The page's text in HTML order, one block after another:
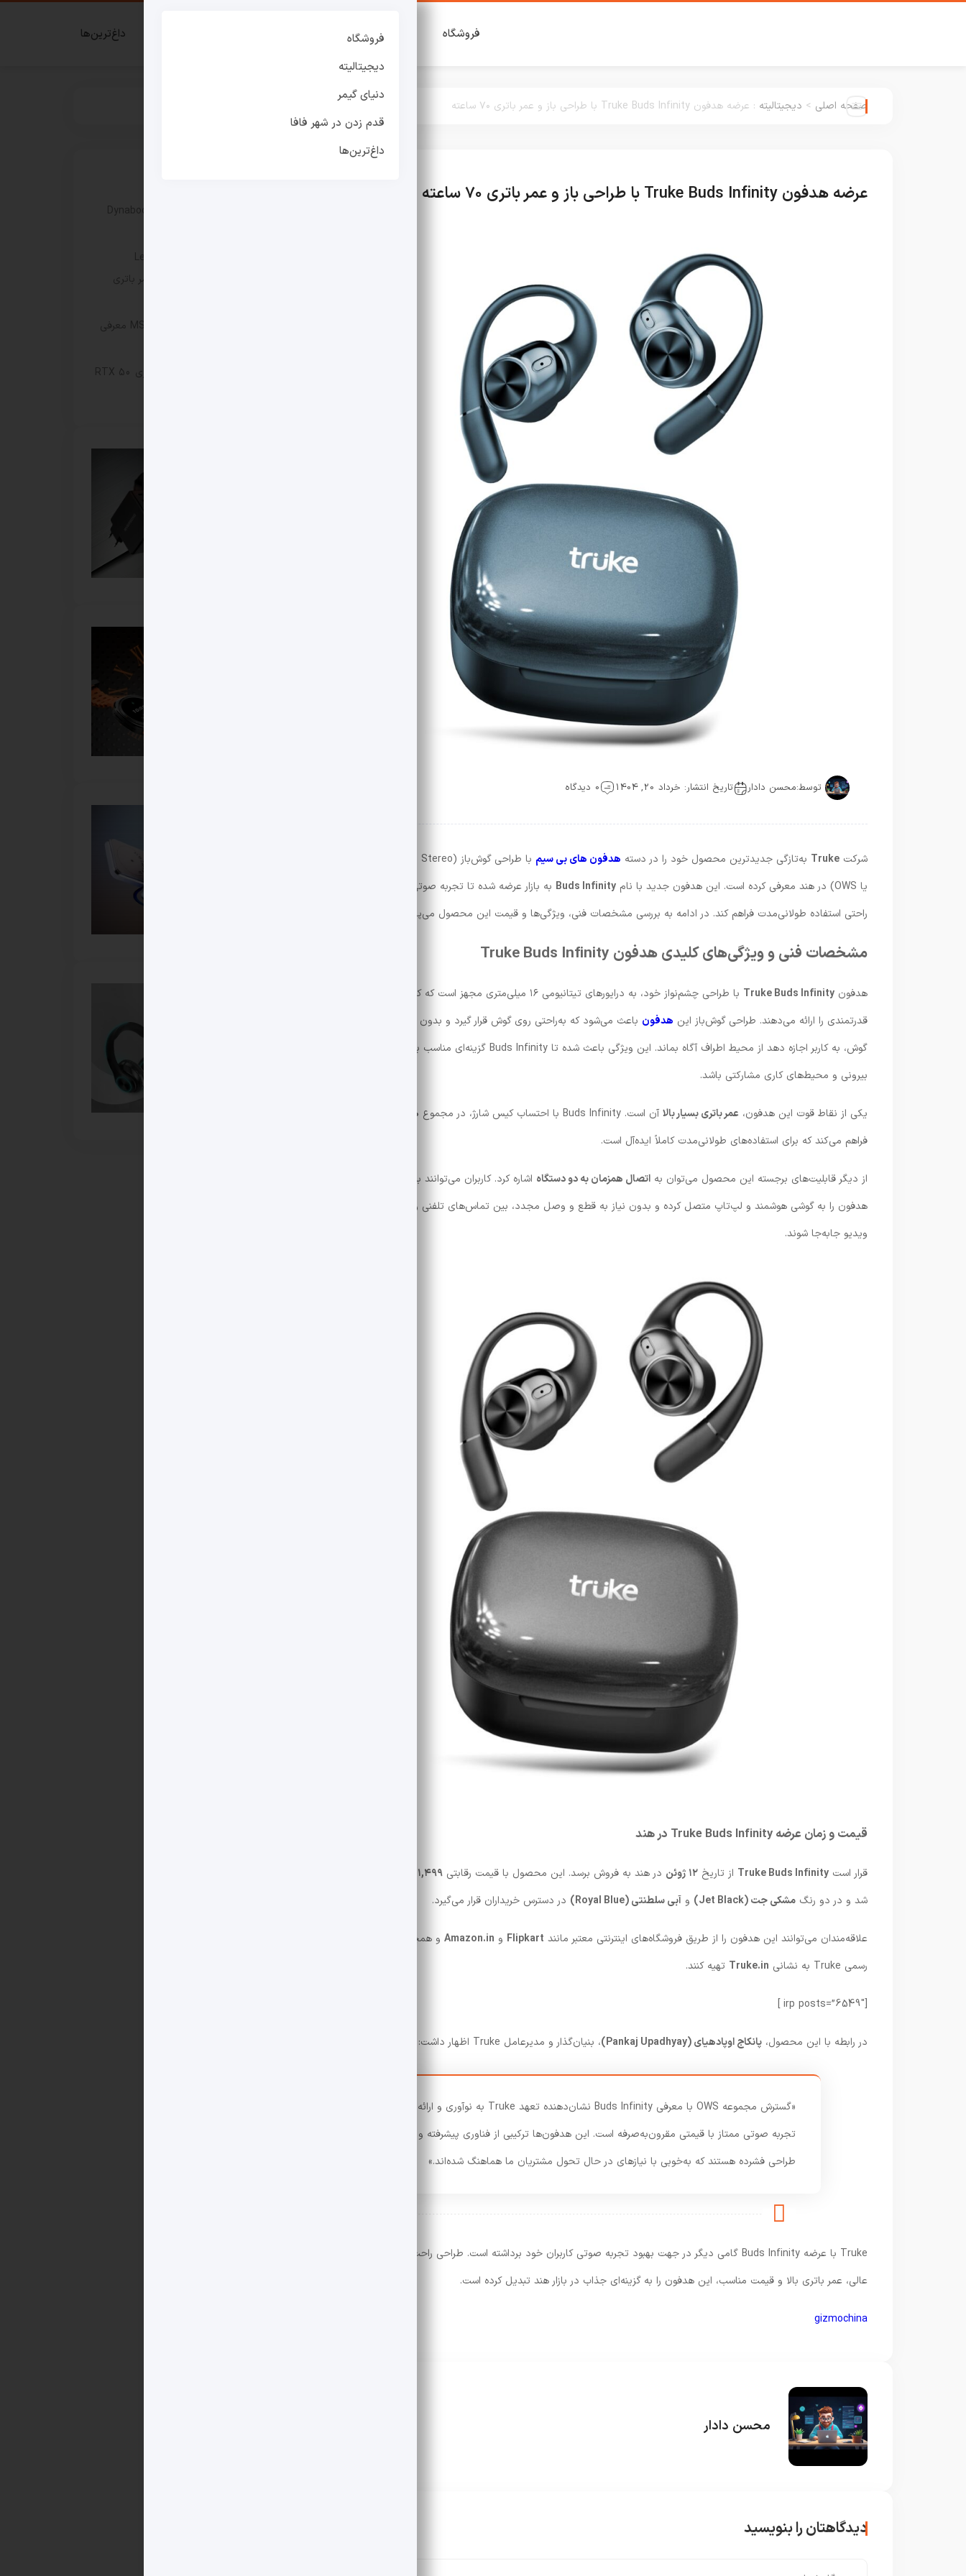
فروشگاه دیجیتالیته داغ‌ترین‌ها
فروشگاه
دیجیتالیته
دنیای گیمر
قدم زدن در شهر فافا
داغ‌ترین‌ها
صفحه اصلی > دیجیتالیته : عرضه هدفون Truke Buds Infinity با طراحی باز و عمر باتری ۷۰ ساعته
عرضه هدفون Truke Buds Infinity با طراحی باز و عمر باتری ۷۰ ساعته
توسط:محسن دادار تاریخ انتشار: خرداد 20, 1404 0 دیدگاه
شرکت Truke به‌تازگی جدیدترین محصول خود را در دسته هدفون‌ های بی سیم
با طراحی گوش‌باز (Open-ear Wireless Stereo
یا OWS) در هند معرفی کرده است. این هدفون جدید با نام
Buds Infinity به بازار عرضه شده تا تجربه صوتی باکیفیت را در کنار
راحتی استفاده طولانی‌مدت فراهم کند. در ادامه به بررسی مشخصات فنی، ویژگی‌ها و قیمت این محصول می‌پردازیم.
مشخصات فنی و ویژگی‌های کلیدی هدفون Truke Buds Infinity
هدفون Truke Buds Infinity
با طراحی چشم‌نواز خود، به درایورهای تیتانیومی ۱۶ میلی‌متری مجهز است که کیفیت صدای غنی و
قدرتمندی را ارائه می‌دهند. طراحی گوش‌باز این هدفون باعث می‌شود که به‌راحتی روی گوش قرار گیرد و بدون مسدود کردن کانال
گوش، به کاربر اجازه دهد از محیط اطراف آگاه بماند. این ویژگی باعث شده تا Buds Infinity گزینه‌ای مناسب برای فعالیت‌های
بیرونی و محیط‌های کاری مشارکتی باشد.
یکی از نقاط قوت این هدفون، عمر باتری بسیار بالا آن است. Buds Infinity با احتساب کیس شارژ، در مجموع
۷۰ ساعت زمان پخش
فراهم می‌کند که برای استفاده‌های طولانی‌مدت کاملاً ایده‌آل است.
از دیگر قابلیت‌های برجسته این محصول می‌توان به اتصال همزمان به دو دستگاه اشاره کرد. کاربران می‌توانند به‌صورت هم‌زمان
هدفون را به گوشی هوشمند و لپ‌تاپ متصل کرده و بدون نیاز به قطع و وصل مجدد، بین تماس‌های تلفنی و پخش موسیقی یا
ویدیو جابه‌جا شوند.
قیمت و زمان عرضه Truke Buds Infinity در هند
قرار است Truke Buds Infinity از تاریخ ۱۲ ژوئن در هند به فروش برسد. این محصول با قیمت رقابتی ۱,۴۹۹ روپیه
شد و در دو رنگ مشکی جت (Jet Black) و آبی سلطنتی (Royal Blue) در دسترس خریداران قرار می‌گیرد.
علاقه‌مندان می‌توانند این هدفون را از طریق فروشگاه‌های اینترنتی معتبر مانند Flipkart و Amazon.in و همچنین از وب‌سایت
رسمی Truke به نشانی
Truke.in تهیه کنند.
[irp posts=”6549″ ]
در رابطه با این محصول، پانکاج اوپادهیای (Pankaj Upadhyay) ، بنیان‌گذار و مدیرعامل Truke اظهار داشت:
«گسترش مجموعه OWS با معرفی Buds Infinity نشان‌دهنده تعهد Truke به نوآوری و ارائه
تجربه صوتی ممتاز با قیمتی مقرون‌به‌صرفه است. این هدفون‌ها ترکیبی از فناوری پیشرفته و
طراحی فشرده هستند که به‌خوبی با نیازهای در حال تحول مشتریان ما هماهنگ شده‌اند.»
Truke با عرضه Buds Infinity گامی دیگر در جهت بهبود تجربه صوتی کاربران خود برداشته است. طراحی راحت، کیفیت صدای
عالی، عمر باتری بالا و قیمت مناسب، این هدفون را به گزینه‌ای جذاب در بازار هند تبدیل کرده است.
gizmochina
محسن دادار
دیدگاهتان را بنویسید
بررسی سری جدید لپ‌ تاپ‌ های Dynabook
لپ‌ تاپ Lenovo IdeaPad 5 2-in-1
14Q8Y11 با عملکرد سریع‌تر و عمر باتری
مانیتور گیمینگ MSI MAG 271KPD7 معرفی
افزایش قیمت کارت‌های گرافیک سری RTX 50